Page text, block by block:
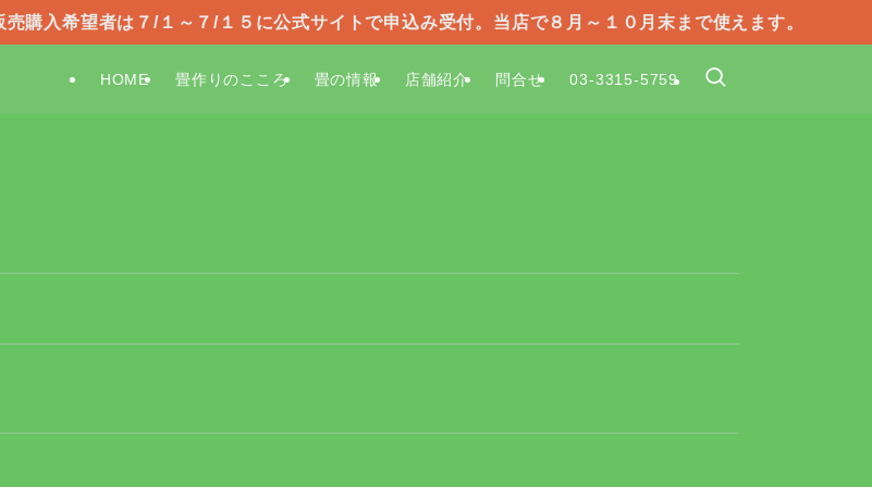
購入希望者は７/１～７/１５に公式サイトで申込み受付。当店で８月～１０月末まで使えます。
HOME 畳作りのこころ 畳の情報 店舗紹介 問合せ 03-3315-5759